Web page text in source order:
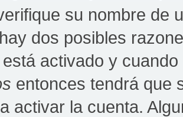
su nombre de
dos posibles
activado y
entonces tendrá que
activar la cuenta.